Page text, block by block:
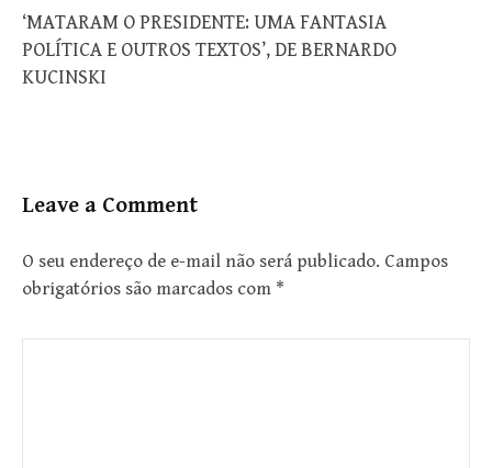
‘MATARAM O PRESIDENTE: UMA FANTASIA
POLÍTICA E OUTROS TEXTOS’, DE BERNARDO
KUCINSKI
Leave a Comment
O seu endereço de e-mail não será publicado. Campos
obrigatórios são marcados com *